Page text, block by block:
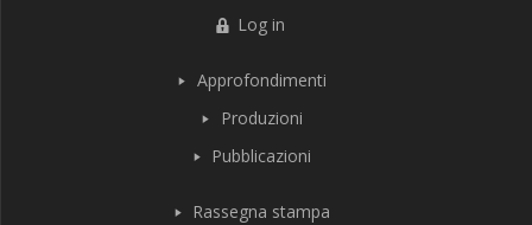
Log in
Approfondimenti
Produzioni
Pubblicazioni
Rassegna stampa